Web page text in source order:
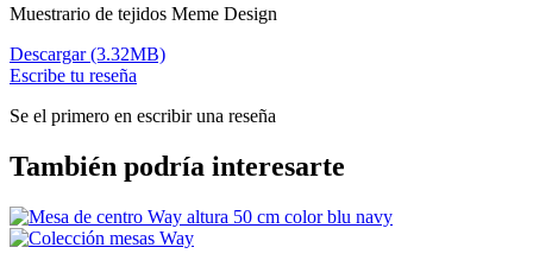
Muestrario de tejidos Meme Design
Descargar (3.32MB)
Escribe tu reseña
Se el primero en escribir una reseña
También podría interesarte